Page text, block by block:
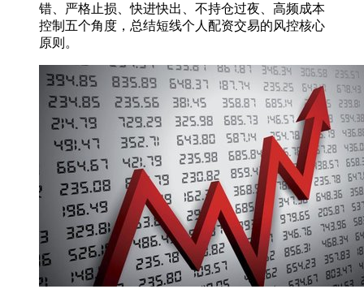
错、严格止损、快进快出、不持仓过夜、高频成本
控制五个角度，总结短线个人配资交易的风控核心
原则。